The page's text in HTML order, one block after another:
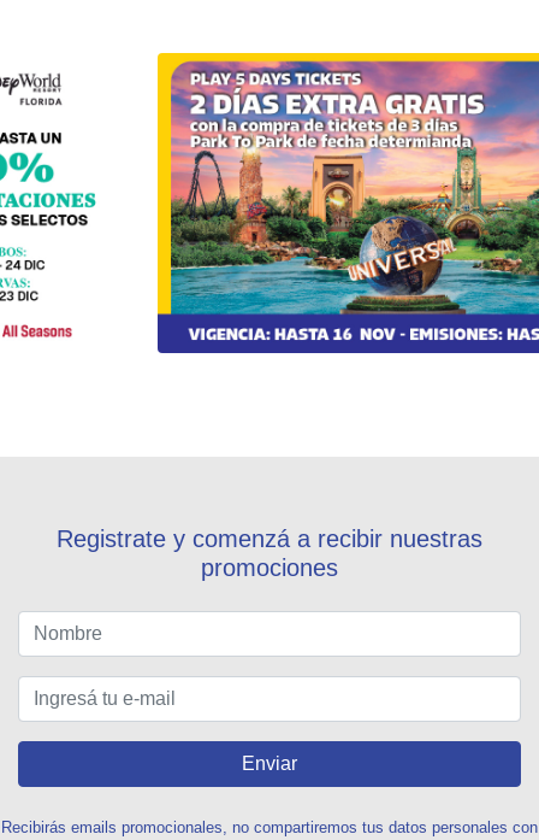
Registrate y comenzá a recibir nuestras
promociones
Enviar
Recibirás emails promocionales, no compartiremos tus datos personales con